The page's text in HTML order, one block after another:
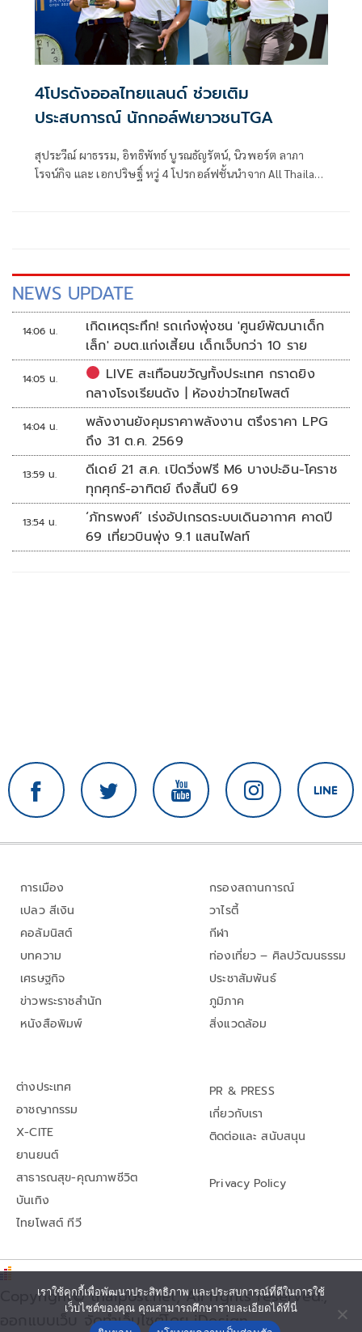
4โปรดังออลไทยแลนด์ ช่วยเติม
ประสบการณ์ นักกอล์ฟเยาวชนTGA
สุประวีณ์ ผาธรรม, อิทธิพัทธ์ บูรณธัญรัตน์, นิวพอร์ต ลาภา
โรจน์กิจ และ เอกปริษฐิ์ หวู่ 4 โปรกอล์ฟชั้นนำจาก All Thailand
NEWS UPDATE
14:06 น.
เกิดเหตุระทึก! รถเก๋งพุ่งชน 'ศูนย์พัฒนาเด็ก
เล็ก' อบต.แก่งเสี้ยน เด็กเจ็บกว่า 10 ราย
14:05 น.
LIVE สะเทือนขวัญทั้งประเทศ กราดยิง
กลางโรงเรียนดัง | ห้องข่าวไทยโพสต์
14:04 น.
พลังงานยังคุมราคาพลังงาน ตรึงราคา LPG
ถึง 31 ต.ค. 2569
13:59 น.
ดีเดย์ 21 ส.ค. เปิดวิ่งฟรี M6 บางปะอิน-โคราช
ทุกศุกร์-อาทิตย์ ถึงสิ้นปี 69
13:54 น.
‘ภัทรพงศ์’ เร่งอัปเกรดระบบเดินอากาศ คาดปี
69 เที่ยวบินพุ่ง 9.1 แสนไฟลท์
การเมือง
เปลว สีเงิน
คอลัมนิสต์
บทความ
เศรษฐกิจ
ข่าวพระราชสำนัก
หนังสือพิมพ์
กรองสถานการณ์
วาไรตี้
กีฬา
ท่องเที่ยว – ศิลปวัฒนธรรม
ประชาสัมพันธ์
ภูมิภาค
สิ่งแวดล้อม
ต่างประเทศ
อาชญากรรม
X-CITE
ยานยนต์
สาธารณสุข-คุณภาพชีวิต
บันเทิง
ไทยโพสต์ ทีวี
PR & PRESS
เกี่ยวกับเรา
ติดต่อและ สนับสนุน
Privacy Policy
Copyright© thaipost.net, All rights reserved.,
ออกแบบเว็บ จัดทำเว็บไซต์โดย iDesign
เราใช้คุกกี้เพื่อพัฒนาประสิทธิภาพ และประสบการณ์ที่ดีในการใช้
เว็บไซต์ของคุณ คุณสามารถศึกษารายละเอียดได้ที่นี่